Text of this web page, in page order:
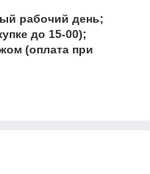
рабочий день;
до 15-00);
(оплата при